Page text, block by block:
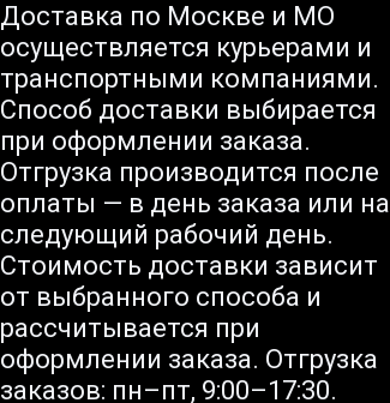
Доставка по Москве и МО
осуществляется курьерами и
транспортными компаниями.
Способ доставки выбирается
при оформлении заказа.
Отгрузка производится после
оплаты — в день заказа или на
следующий рабочий день.
Стоимость доставки зависит
от выбранного способа и
рассчитывается при
оформлении заказа. Отгрузка
заказов: пн–пт, 9:00–17:30.